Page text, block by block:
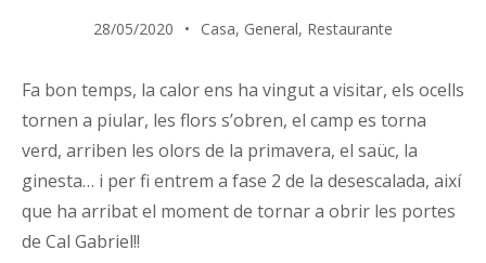
28/05/2020 Casa, General, Restaurante
Fa bon temps, la calor ens ha vingut a visitar, els ocells
tornen a piular, les flors s’obren, el camp es torna
verd, arriben les olors de la primavera, el saüc, la
ginesta… i per fi entrem a fase 2 de la desescalada, així
que ha arribat el moment de tornar a obrir les portes
de Cal Gabriel!!